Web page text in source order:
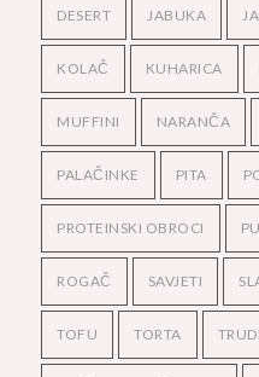
DESERT JABUKA
KOLAČ KUHARICA
MUFFINI NARANČA
PALAČINKE PITA
PROTEINSKI OBROCI
ROGAČ SAVJETI
TOFU TORTA